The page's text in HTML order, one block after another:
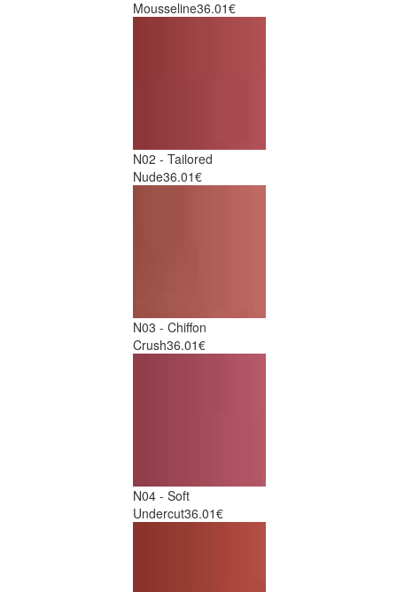
Mousseline36.01€
N02 - Tailored
Nude36.01€
N03 - Chiffon
Crush36.01€
N04 - Soft
Undercut36.01€